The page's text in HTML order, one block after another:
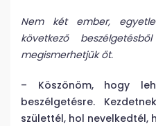
Nem két ember,
következő
megismerhetjük őt.
– Köszönöm, hogy
beszélgetésre.
születtél, hol nevelkedtél,